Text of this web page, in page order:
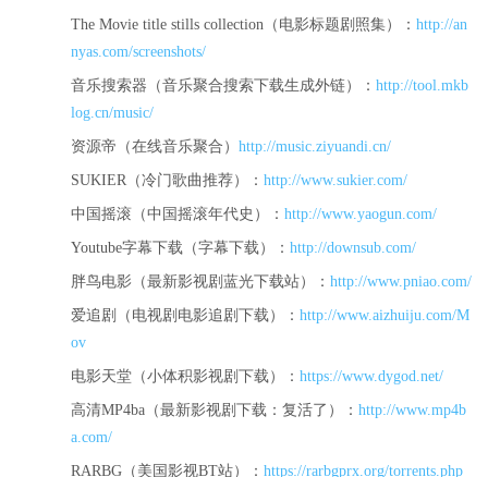
The Movie title stills collection（电影标题剧照集）： http://an
nyas.com/screenshots/
音乐搜索器（音乐聚合搜索下载生成外链）： http://tool.mkb
log.cn/music/
资源帝（在线音乐聚合） http://music.ziyuandi.cn/
SUKIER（冷门歌曲推荐）： http://www.sukier.com/
中国摇滚（中国摇滚年代史）： http://www.yaogun.com/
Youtube字幕下载（字幕下载）： http://downsub.com/
胖鸟电影（最新影视剧蓝光下载站）： http://www.pniao.com/
爱追剧（电视剧电影追剧下载）： http://www.aizhuiju.com/M
ov
电影天堂（小体积影视剧下载）： https://www.dygod.net/
高清MP4ba（最新影视剧下载：复活了）： http://www.mp4b
a.com/
RARBG（美国影视BT站）： https://rarbgprx.org/torrents.php